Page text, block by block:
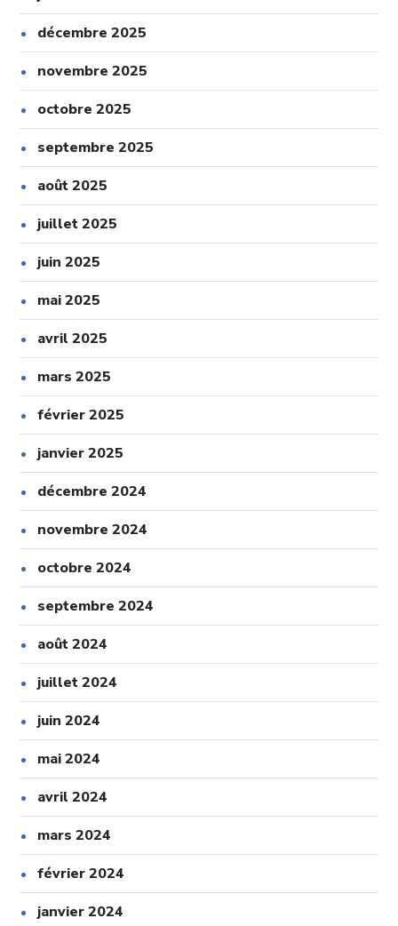
décembre 2025
novembre 2025
octobre 2025
septembre 2025
août 2025
juillet 2025
juin 2025
mai 2025
avril 2025
mars 2025
février 2025
janvier 2025
décembre 2024
novembre 2024
octobre 2024
septembre 2024
août 2024
juillet 2024
juin 2024
mai 2024
avril 2024
mars 2024
février 2024
janvier 2024